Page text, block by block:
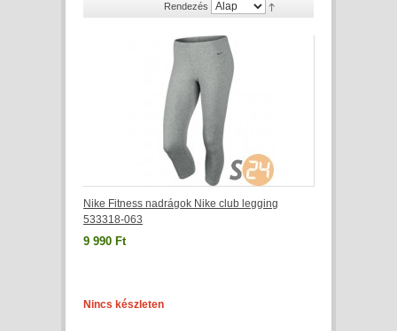
Rendezés
Nike Fitness nadrágok Nike club legging
533318-063
9 990 Ft
Nincs készleten